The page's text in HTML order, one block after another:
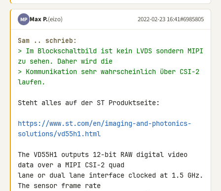
MP Max P.(eizo) 2022-02-23 16:41#6985805
Sam .. schrieb:
> Im Blockschaltbild ist kein LVDS sondern MIPI
zu sehen. Daher wird die
> Kommunikation sehr wahrscheinlich über CSI-2
laufen.
Steht alles auf der ST Produktseite:
https://www.st.com/en/imaging-and-photonics-
solutions/vd55h1.html
The VD55H1 outputs 12-bit RAW digital video
data over a MIPI CSI-2 quad
lane or dual lane interface clocked at 1.5 GHz.
The sensor frame rate